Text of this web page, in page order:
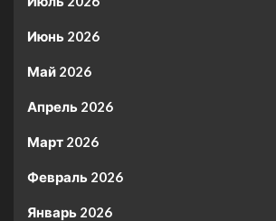
Июнь 2026
Май 2026
Апрель 2026
Март 2026
Февраль 2026
Январь 2026